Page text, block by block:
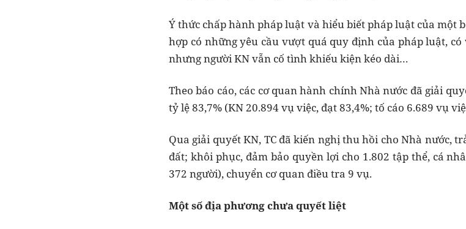
Ý thức chấp hành pháp luật và hiểu biết pháp luật của một
hợp có những yêu cầu vượt quá quy định của pháp luật,
nhưng người KN vẫn cố tình khiếu kiện kéo dài…
Theo báo cáo, các cơ quan hành chính Nhà nước đã giải
tỷ lệ 83,7% (KN 20.894 vụ việc, đạt 83,4%; tố cáo 6.689 vụ
Qua giải quyết KN, TC đã kiến nghị thu hồi cho Nhà nước,
đất; khôi phục, đảm bảo quyền lợi cho 1.802 tập thể, cá
372 người), chuyển cơ quan điều tra 9 vụ.
Một số địa phương chưa quyết liệt